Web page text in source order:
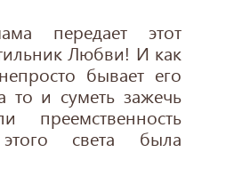
передает этот
Любви! И как
бывает его
то и суметь зажечь
преемственность
света была